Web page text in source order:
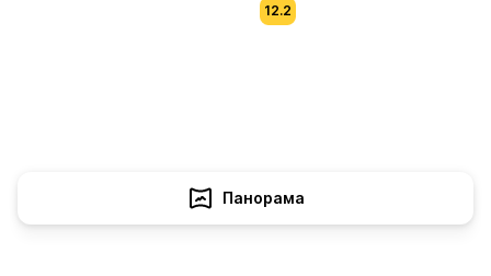
12.2
Панорама